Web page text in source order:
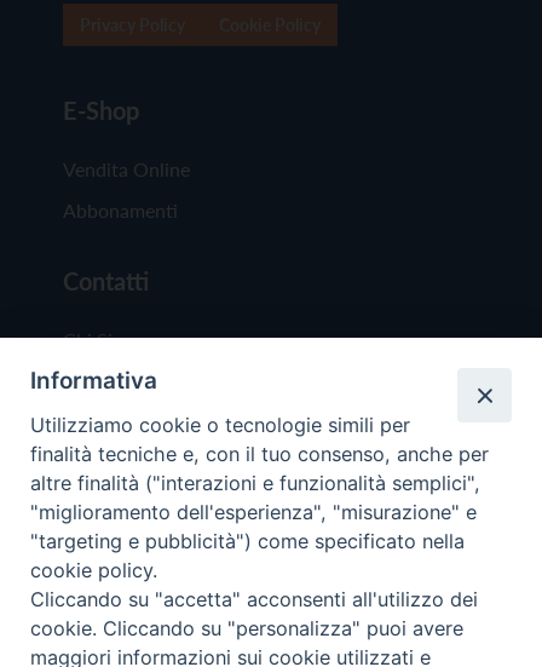
E-Shop
Vendita Online
Abbonamenti
Contatti
Chi Siamo
Redazione
Scrivici
Copyright © 2019 - Tutti i diritti riservati - Vita
Trentina Editrice
Informativa
Utilizziamo cookie o tecnologie simili per
finalità tecniche e, con il tuo consenso, anche per
altre finalità ("interazioni e funzionalità semplici",
"miglioramento dell'esperienza", "misurazione" e
"targeting e pubblicità") come specificato nella
cookie policy.
Cliccando su "accetta" acconsenti all'utilizzo dei
cookie. Cliccando su "personalizza" puoi avere
maggiori informazioni sui cookie utilizzati e